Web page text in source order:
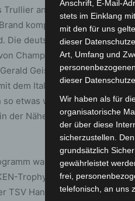
Trullier an Bord haben wird.
komplettieren das
Die deutschen Hoffnungen
Champion-Trainer Peter
Geislers Artemia mit
dem Italiener Michael
etwas wie eine
der Nähe von Hannover
wartet jede Menge
Trophy gehört. In diesem
TSV Hannover-Burgdorf
Anschrift, E-Mail-
stets im Einklang
mit den für uns
dieser
Art, Umfang und
dieser
Wir haben als für
organisatorische
der über diese
sicherzustellen.
grundsätzlich
gewährleistet
frei,
telefonisch, an uns